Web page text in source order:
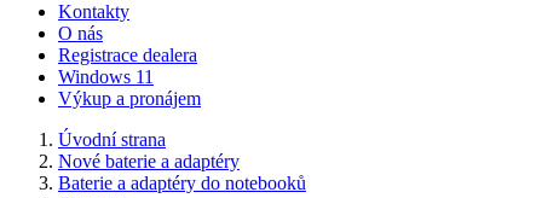
Kontakty
O nás
Registrace dealera
Windows 11
Výkup a pronájem
Úvodní strana
Nové baterie a adaptéry
Baterie a adaptéry do notebooků